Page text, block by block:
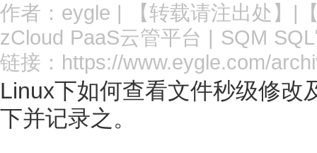
作者： eygle | 【转载请注出处 】|
zCloud PaaS云管平台 | SQM
链接： https://www.eygle.com/
Linux下如何查看文件秒级修改
下并记录之。